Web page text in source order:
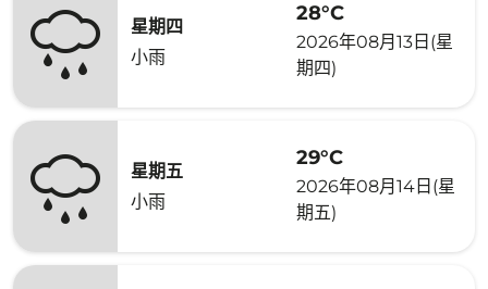
星期四
小雨
28°C
2026年08月13日(星
期四)
星期五
小雨
29°C
2026年08月14日(星
期五)